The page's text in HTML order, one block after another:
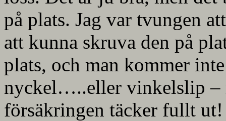
på plats. Jag var tvungen
att kunna skruva den på
plats, och man kommer
nyckel…..eller vinkelslip –
försäkringen täcker fullt ut!